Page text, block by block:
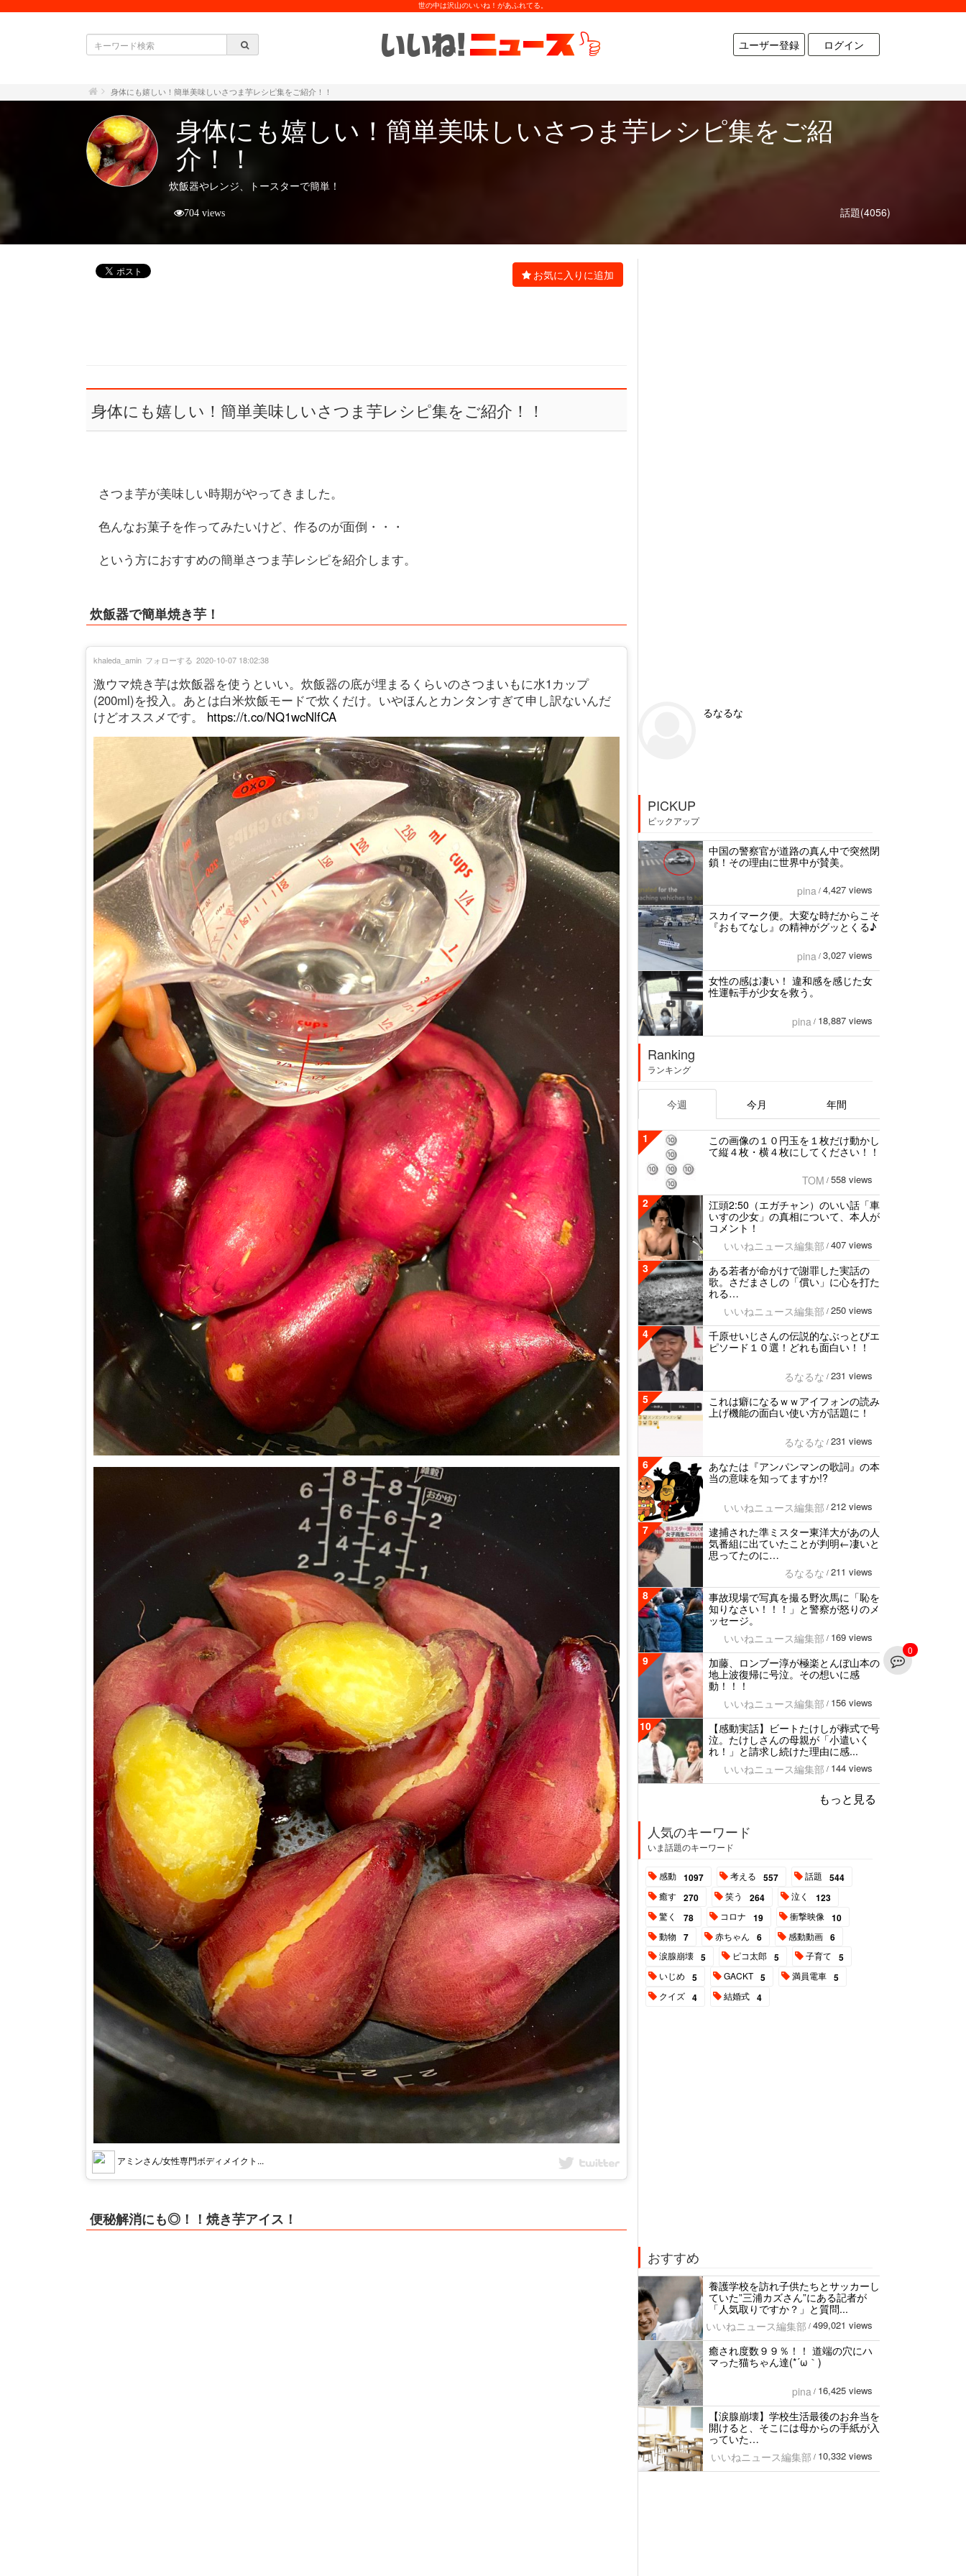
世の中は沢山のいいね！があふれてる。
ユーザー登録 ログイン
身体にも嬉しい！簡単美味しいさつま芋レシピ集をご紹介！！
身体にも嬉しい！簡単美味しいさつま芋レシピ集をご紹
介！！
炊飯器やレンジ、トースターで簡単！
話題(4056)
704 views
お気に入りに追加
身体にも嬉しい！簡単美味しいさつま芋レシピ集をご紹介！！
さつま芋が美味しい時期がやってきました。
色んなお菓子を作ってみたいけど、作るのが面倒・・・
という方におすすめの簡単さつま芋レシピを紹介します。
炊飯器で簡単焼き芋！
激ウマ焼き芋は炊飯器を使うといい。炊飯器の底が埋まるくらいのさつまいもに水1カップ
(200ml)を投入。あとは白米炊飯モードで炊くだけ。いやほんとカンタンすぎて申し訳ないんだ
けどオススメです。 https://t.co/NQ1wcNlfCA
アミンさん/女性専門ボディメイクト...
khaleda_amin フォローする 2020-10-07 18:02:38
便秘解消にも◎！！焼き芋アイス！
0
るなるな
PICKUP
ピックアップ
中国の警察官が道路の真ん中で突然閉
鎖！その理由に世界中が賛美。
pina / 4,427 views
スカイマーク便。大変な時だからこそ
『おもてなし』の精神がグッとくる♪
pina / 3,027 views
女性の感は凄い！ 違和感を感じた女
性運転手が少女を救う。
pina / 18,887 views
Ranking
ランキング
今週 今月 年間
1
この画像の１０円玉を１枚だけ動かし
て縦４枚・横４枚にしてください！！
TOM / 558 views
2
江頭2:50（エガチャン）のいい話「車
いすの少女」の真相について、本人が
コメント！
いいねニュース編集部 / 407 views
3
ある若者が命がけで謝罪した実話の
歌。さだまさしの「償い」に心を打た
れる…
いいねニュース編集部 / 250 views
4
千原せいじさんの伝説的なぶっとびエ
ピソード１０選！どれも面白い！！
るなるな / 231 views
5
これは癖になるｗｗアイフォンの読み
上げ機能の面白い使い方が話題に！
るなるな / 231 views
6
あなたは『アンパンマンの歌詞』の本
当の意味を知ってますか!?
いいねニュース編集部 / 212 views
7
逮捕された準ミスター東洋大があの人
気番組に出ていたことが判明←凄いと
思ってたのに…
るなるな / 211 views
8
事故現場で写真を撮る野次馬に「恥を
知りなさい！！！」と警察が怒りのメ
ッセージ。
いいねニュース編集部 / 169 views
9
加藤、ロンブー淳が極楽とんぼ山本の
地上波復帰に号泣。その想いに感
動！！！
いいねニュース編集部 / 156 views
10
【感動実話】ビートたけしが葬式で号
泣。たけしさんの母親が「小遣いく
れ！」と請求し続けた理由に感...
いいねニュース編集部 / 144 views
もっと見る
人気のキーワード
いま話題のキーワード
感動 1097 考える 557 話題 544
癒す 270 笑う 264 泣く 123
驚く 78 コロナ 19 衝撃映像 10
動物 7 赤ちゃん 6 感動動画 6
涙腺崩壊 5 ピコ太郎 5 子育て 5
いじめ 5 GACKT 5 満員電車 5
クイズ 4 結婚式 4
おすすめ
養護学校を訪れ子供たちとサッカーし
ていた”三浦カズさん”にある記者が
「人気取りですか？」と質問...
いいねニュース編集部 / 499,021 views
癒され度数９９％！！ 道端の穴にハ
マった猫ちゃん達(*´ω｀)
pina / 16,425 views
【涙腺崩壊】学校生活最後のお弁当を
開けると、そこには母からの手紙が入
っていた…
いいねニュース編集部 / 10,332 views